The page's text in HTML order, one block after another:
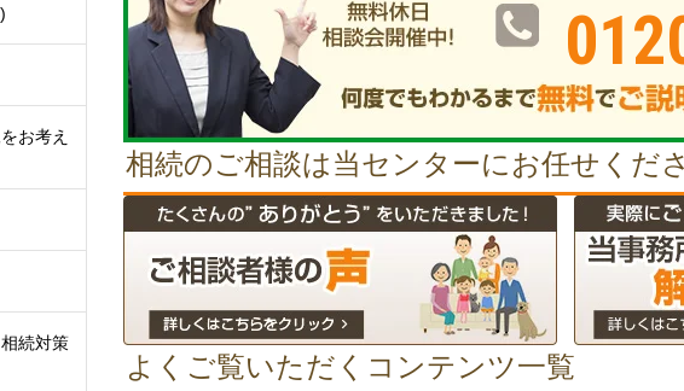
相続のご相談は当センターにお任せくだ
よくご覧いただくコンテンツ一覧
お考え
続対策